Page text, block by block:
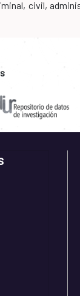
civil,